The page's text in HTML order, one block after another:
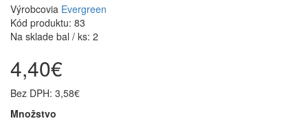
Výrobcovia Evergreen
Kód produktu: 83
Na sklade bal / ks: 2
4,40€
Bez DPH: 3,58€
Množstvo